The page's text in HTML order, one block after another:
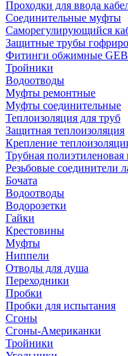
Проходки для ввода
Соединительные муфты
Саморегулирующийся
Защитные трубы
Фитинги обжимные
Тройники
Водоотводы
Муфты ремонтные
Муфты соединительные
Теплоизоляция для труб
Защитная теплоизоляция
Крепление
Трубная полиэтиленовая
Резьбовые соединители
Бочата
Водоотводы
Водорозетки
Гайки
Крестовины
Муфты
Ниппели
Отводы для душа
Переходники
Пробки
Пробки для испытания
Сгоны
Сгоны-Американки
Тройники